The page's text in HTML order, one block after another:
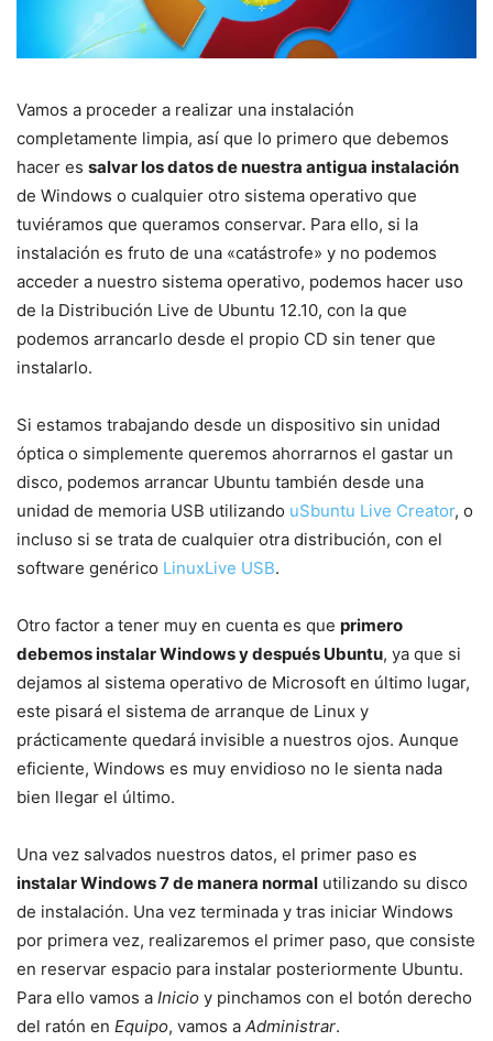
Vamos a proceder a realizar una instalación
completamente limpia, así que lo primero que debemos
hacer es salvar los datos de nuestra antigua instalación
de Windows o cualquier otro sistema operativo que
tuviéramos que queramos conservar. Para ello, si la
instalación es fruto de una «catástrofe» y no podemos
acceder a nuestro sistema operativo, podemos hacer uso
de la Distribución Live de Ubuntu 12.10, con la que
podemos arrancarlo desde el propio CD sin tener que
instalarlo.
Si estamos trabajando desde un dispositivo sin unidad
óptica o simplemente queremos ahorrarnos el gastar un
disco, podemos arrancar Ubuntu también desde una
unidad de memoria USB utilizando uSbuntu Live Creator, o
incluso si se trata de cualquier otra distribución, con el
software genérico LinuxLive USB.
Otro factor a tener muy en cuenta es que primero
debemos instalar Windows y después Ubuntu, ya que si
dejamos al sistema operativo de Microsoft en último lugar,
este pisará el sistema de arranque de Linux y
prácticamente quedará invisible a nuestros ojos. Aunque
eficiente, Windows es muy envidioso no le sienta nada
bien llegar el último.
Una vez salvados nuestros datos, el primer paso es
instalar Windows 7 de manera normal utilizando su disco
de instalación. Una vez terminada y tras iniciar Windows
por primera vez, realizaremos el primer paso, que consiste
en reservar espacio para instalar posteriormente Ubuntu.
Para ello vamos a Inicio y pinchamos con el botón derecho
del ratón en Equipo, vamos a Administrar.